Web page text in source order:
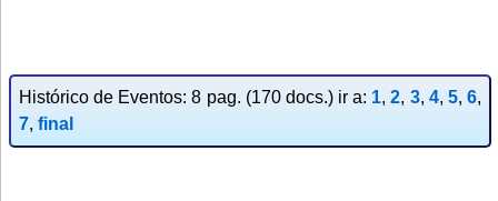
Histórico de Eventos: 8 pag. (170 docs.) ir a: 1,2, 3, 4, 5,6,
7, final